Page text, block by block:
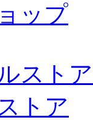
ップ
スト
トア